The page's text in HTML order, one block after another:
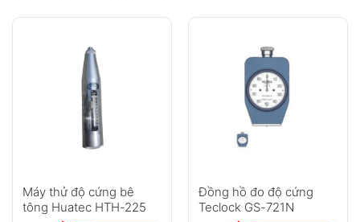
Máy thử độ cứng bê
tông Huatec HTH-225
Đồng hồ đo độ cứng
Teclock GS-721N